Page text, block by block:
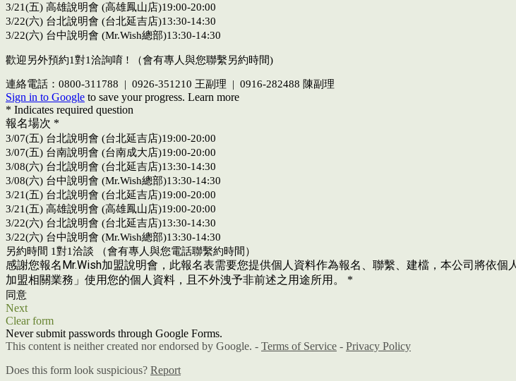
3/21(五) 高雄說明會 (高雄鳳山店)19:00-20:00
3/22(六) 台北說明會 (台北延吉店)13:30-14:30
3/22(六) 台中說明會 (Mr.Wish總部)13:30-14:30
歡迎另外預約1對1洽詢唷 ! （會有專人與您聯繫另約時間)
連絡電話：0800-311788 | 0926-351210 王副理 | 0916-282488 陳副理
Sign in to Google to save your progress. Learn more
* Indicates required question
報名場次 *
3/07(五) 台北說明會 (台北延吉店)19:00-20:00
3/07(五) 台南說明會 (台南成大店)19:00-20:00
3/08(六) 台北說明會 (台北延吉店)13:30-14:30
3/08(六) 台中說明會 (Mr.Wish總部)13:30-14:30
3/21(五) 台北說明會 (台北延吉店)19:00-20:00
3/21(五) 高雄說明會 (高雄鳳山店)19:00-20:00
3/22(六) 台北說明會 (台北延吉店)13:30-14:30
3/22(六) 台中說明會 (Mr.Wish總部)13:30-14:30
另約時間 1對1洽談 （會有專人與您電話聯繫約時間）
感謝您報名Mr.Wish加盟說明會，此報名表需要您提供個人資料作為報名、聯繫、建檔，本公司將依
加盟相關業務」使用您的個人資料，且不外洩予非前述之用途所用。
*
同意
Next
Clear form
Never submit passwords through Google Forms.
This content is neither created nor endorsed by Google. - Terms of Service - Privacy Policy
Does this form look suspicious? Report